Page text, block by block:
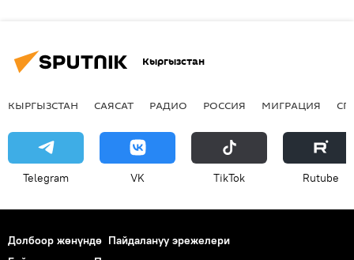
Кыргызстан
КЫРГЫЗСТАН САЯСАТ РАДИО РОССИЯ МИГРАЦИЯ
Telegram VK ТikТоk Rutube
Долбоор жөнүндө Пайдалануу эрежелери